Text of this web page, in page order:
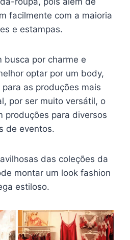
facilmente com a maioria
e estampas.
busca por charme e
optar por um body,
as produções mais
por ser muito versátil, o
produções para diversos
de eventos.
das coleções da
montar um look fashion
estiloso.